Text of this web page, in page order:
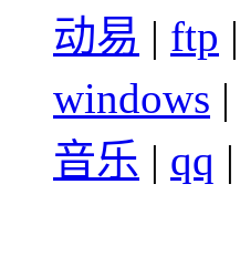
动易 | ftp |
windows |
音乐 | qq |